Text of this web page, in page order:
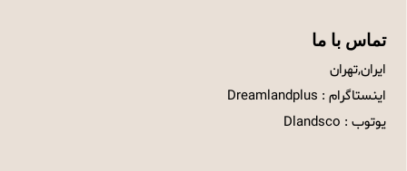
تماس با ما
ایران,تهران
اینستاگرام : Dreamlandplus
یوتوب : Dlandsco